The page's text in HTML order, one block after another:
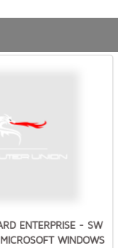
ENTERPRISE - SW
WINDOWS